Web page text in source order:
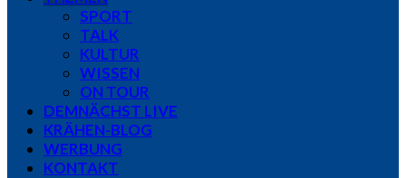
SPORT
TALK
KULTUR
WISSEN
ON TOUR
DEMNÄCHST LIVE
KRÄHEN-BLOG
WERBUNG
KONTAKT